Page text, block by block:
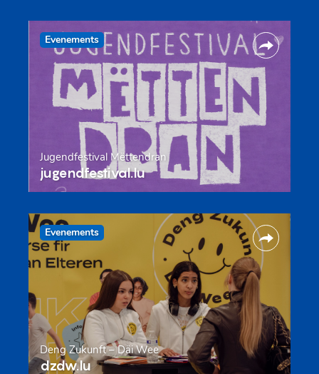
Evenements
Jugendfestival Mëttendran
jugendfestival.lu
Evenements
Deng Zukunft – Däi Wee
dzdw.lu